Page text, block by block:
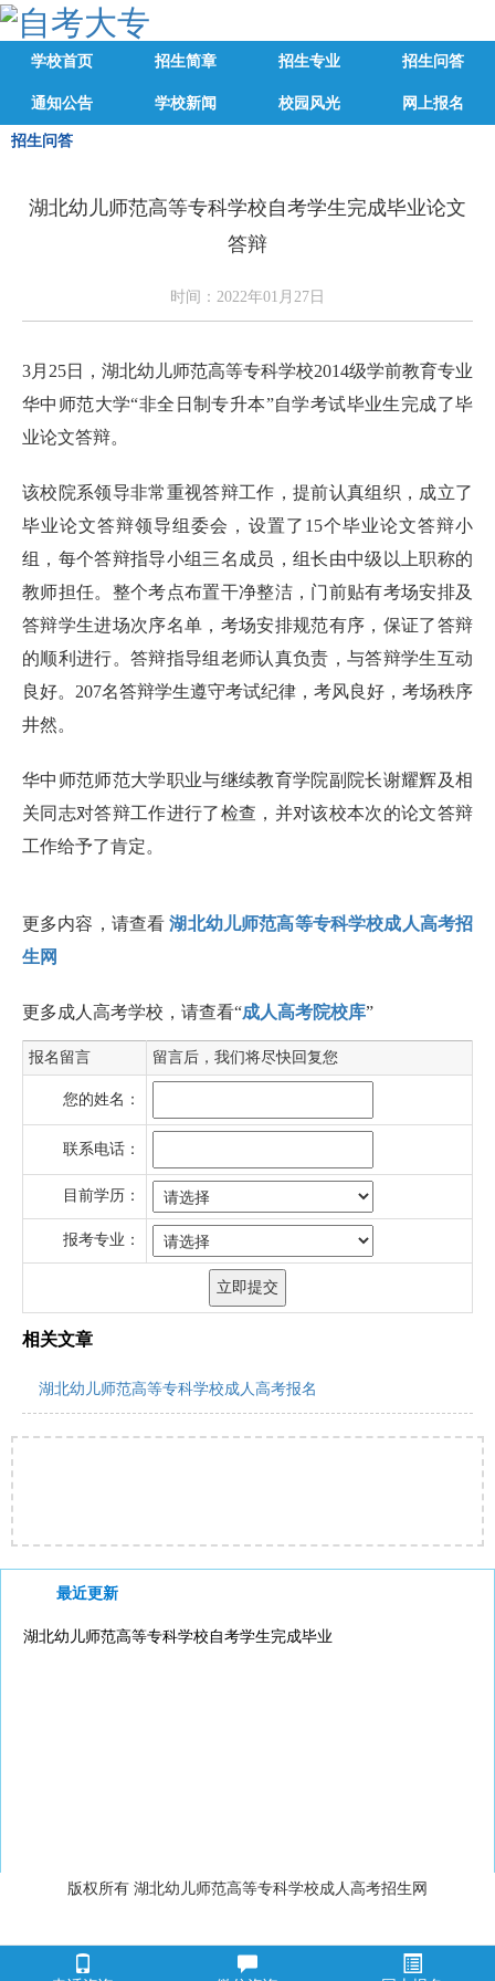
学校首页 招生简章 招生专业 招生问答
通知公告 学校新闻 校园风光 网上报名
招生问答
湖北幼儿师范高等专科学校自考学生完成毕业论文
答辩
时间：2022年01月27日
3月25日，湖北幼儿师范高等专科学校2014级学前教育专业
华中师范大学“非全日制专升本”自学考试毕业生完成了毕
业论文答辩。
该校院系领导非常重视答辩工作，提前认真组织，成立了
毕业论文答辩领导组委会，设置了15个毕业论文答辩小
组，每个答辩指导小组三名成员，组长由中级以上职称的
教师担任。整个考点布置干净整洁，门前贴有考场安排及
答辩学生进场次序名单，考场安排规范有序，保证了答辩
的顺利进行。答辩指导组老师认真负责，与答辩学生互动
良好。207名答辩学生遵守考试纪律，考风良好，考场秩序
井然。
华中师范师范大学职业与继续教育学院副院长谢耀辉及相
关同志对答辩工作进行了检查，并对该校本次的论文答辩
工作给予了肯定。
更多内容，请查看 湖北幼儿师范高等专科学校成人高考招
生网
更多成人高考学校，请查看“成人高考院校库”
报名留言 留言后，我们将尽快回复您
您的姓名：
联系电话：
目前学历：
报考专业：
相关文章
湖北幼儿师范高等专科学校成人高考报名
最近更新
湖北幼儿师范高等专科学校自考学生完成毕业
版权所有 湖北幼儿师范高等专科学校成人高考招生网